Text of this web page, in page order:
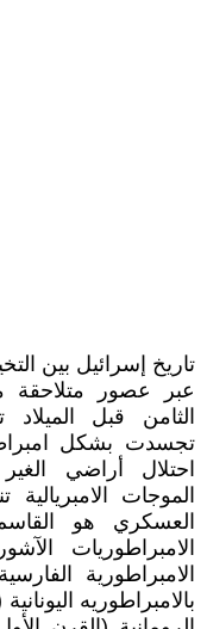
تاريخ إسرائيل بين
عبر عصور متلاحقة
الثامن قبل الميلاد
تجسدت بشكل
احتلال أراضي
الموجات
العسكري هو
الامبراطوريات
الامبراطورية
بالامبراطوريه